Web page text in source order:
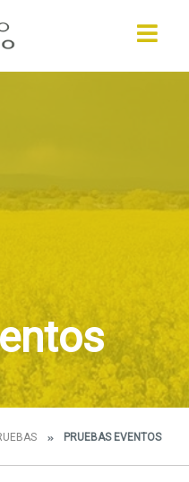
PRUEBAS EVENTOS